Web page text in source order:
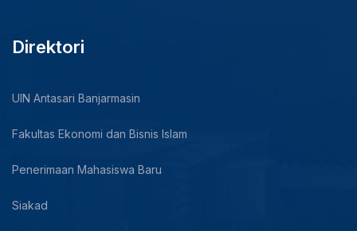
Direktori
UIN Antasari Banjarmasin
Fakultas Ekonomi dan Bisnis Islam
Penerimaan Mahasiswa Baru
Siakad